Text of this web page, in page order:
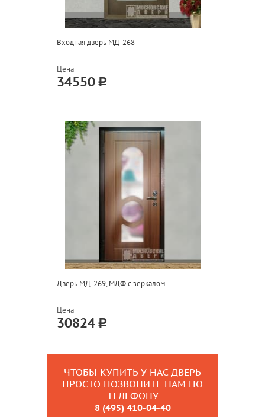
Входная дверь МД-268
Цена
34550
Дверь МД-269, МДФ с зеркалом
Цена
30824
ЧТОБЫ КУПИТЬ У НАС ДВЕРЬ
ПРОСТО ПОЗВОНИТЕ НАМ ПО
ТЕЛЕФОНУ
8 (495) 410-04-40